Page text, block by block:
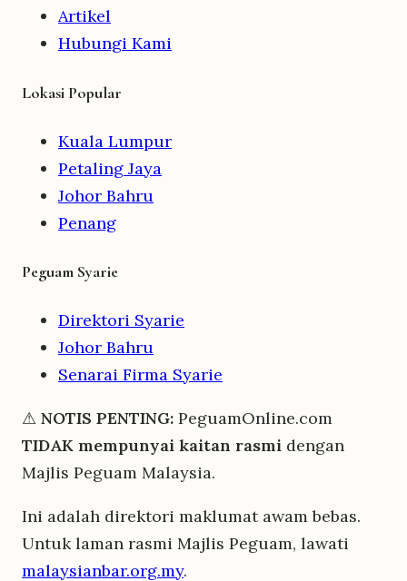
Artikel
Hubungi Kami
Lokasi Popular
Kuala Lumpur
Petaling Jaya
Johor Bahru
Penang
Peguam Syarie
Direktori Syarie
Johor Bahru
Senarai Firma Syarie
⚠ NOTIS PENTING: PeguamOnline.com
TIDAK mempunyai kaitan rasmi dengan
Majlis Peguam Malaysia.
Ini adalah direktori maklumat awam bebas.
Untuk laman rasmi Majlis Peguam, lawati
malaysianbar.org.my.